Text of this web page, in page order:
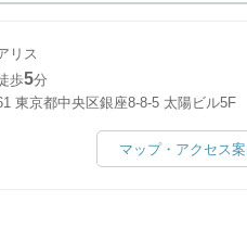
リス
歩5分
東京都中央区銀座8-8-5 太陽ビル5F
マップ・アクセス